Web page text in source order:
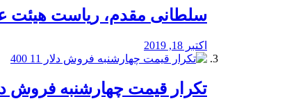
سلطانی مقدم، ریاست هیئت
اکتبر 18, 2019
تکرار قیمت چهارشنبه فروش دلار 11